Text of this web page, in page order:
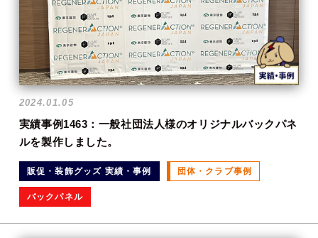
2024.01.05
実績事例1463：一般社団法人様のオリジナルバックパネ
ルを製作しました。
販促・装飾グッズ 実績・事例 団体・クラブ事例
バックパネル